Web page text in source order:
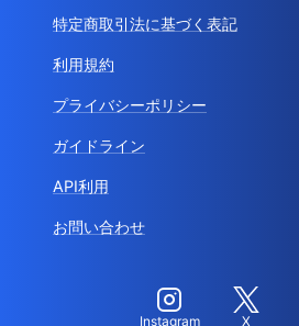
特定商取引法に基づく表記
利用規約
プライバシーポリシー
ガイドライン
API利用
お問い合わせ
Instagram X